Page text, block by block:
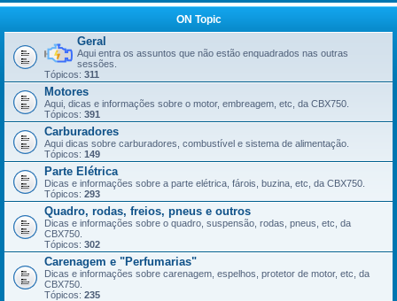
ON Topic
Geral
Aqui entra os assuntos que não estão enquadrados nas outras
sessões.
Tópicos: 311
Motores
Aqui, dicas e informações sobre o motor, embreagem, etc, da CBX750.
Tópicos: 391
Carburadores
Aqui dicas sobre carburadores, combustível e sistema de alimentação.
Tópicos: 149
Parte Elétrica
Dicas e informações sobre a parte elétrica, fárois, buzina, etc, da CBX750.
Tópicos: 293
Quadro, rodas, freios, pneus e outros
Dicas e informações sobre o quadro, suspensão, rodas, pneus, etc, da
CBX750.
Tópicos: 302
Carenagem e "Perfumarias"
Dicas e informações sobre carenagem, espelhos, protetor de motor, etc, da
CBX750.
Tópicos: 235